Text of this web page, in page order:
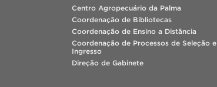
Centro Agropecuário da Palma
Coordenação de Bibliotecas
Coordenação de Ensino a Distância
Coordenação de Processos de Seleção e
Ingresso
Direção de Gabinete